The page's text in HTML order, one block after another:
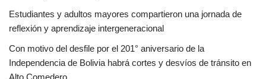
Estudiantes y adultos mayores compartieron una jornada de
reflexión y aprendizaje intergeneracional
Con motivo del desfile por el 201° aniversario de la
Independencia de Bolivia habrá cortes y desvíos de tránsito en